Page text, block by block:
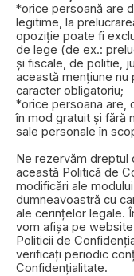
*orice persoană are
legitime, la
opoziție poate fi
de lege (de ex.:
și fiscale, de politie,
această mențiune nu
caracter obligatoriu;
*orice persoana are,
în mod gratuit și fără
sale personale în
Ne rezervăm dreptul
această Politică de
modificări ale
dumneavoastră cu
ale cerințelor legale.
vom afișa pe
Politicii de
verificați periodic
Confidențialitate.